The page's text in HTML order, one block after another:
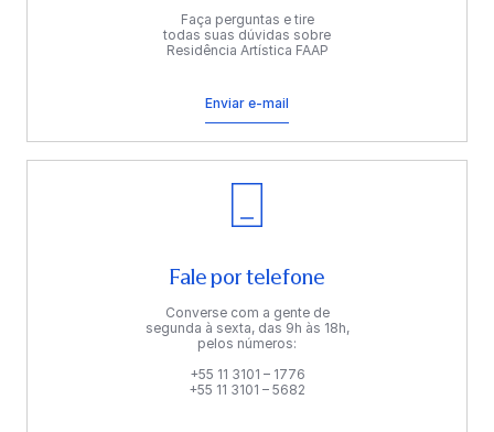
Faça perguntas e tire
todas suas dúvidas sobre
Residência Artística FAAP
Enviar e-mail
Fale por telefone
Converse com a gente de
segunda à sexta, das 9h às 18h,
pelos números:
+55 11 3101 – 1776
+55 11 3101 – 5682